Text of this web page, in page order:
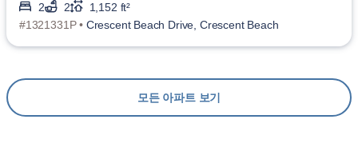
2 2
1,152 ft²
#1321331P • Crescent Beach Drive, Crescent Beach
모든 아파트 보기